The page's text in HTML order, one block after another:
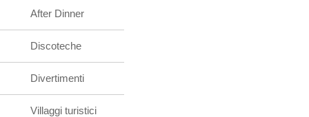
After Dinner
Discoteche
Divertimenti
Villaggi turistici